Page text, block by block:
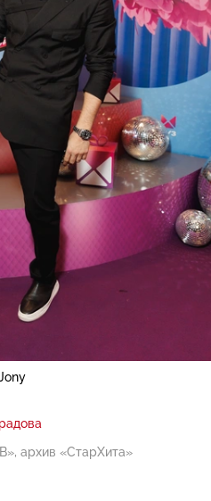
архив «СтарХита»